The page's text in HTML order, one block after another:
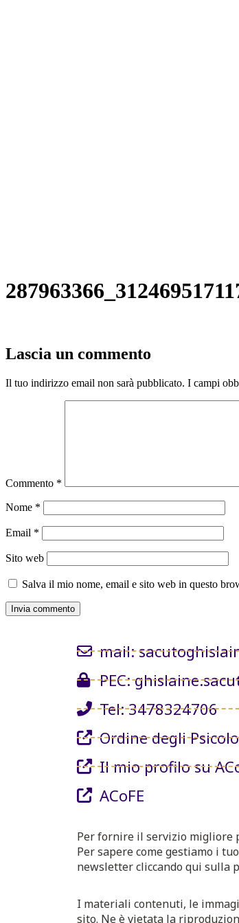
Lascia un commento
Il tuo indirizzo email non sarà pubblicato. I campi
Commento *
Nome *
Email *
Sito web
Salva il mio nome, email e sito web in questo
mail:
PEC:
Tel: 3478324706
Ordine degli
Il mio profilo su
ACoFE
Per fornire il servizio migliore
Per sapere come gestiamo i
newsletter cliccando qui sulla
I materiali contenuti, le
sito. Ne è vietata la